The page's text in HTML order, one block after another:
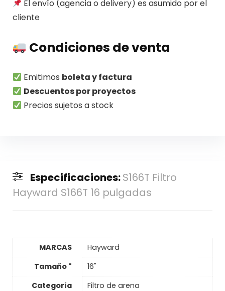
El envío (agencia o delivery) es asumido por el
cliente
Condiciones de venta
Emitimos boleta y factura
Descuentos por proyectos
Precios sujetos a stock
Especificaciones:S166T Filtro
Hayward S166T 16 pulgadas
MARCAS
Hayward
Tamaño "
16"
Categoría
Filtro de arena